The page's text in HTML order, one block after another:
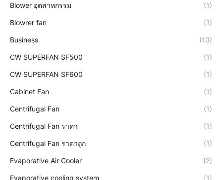
Blower อุตสาหกรรม (1)
Blowrer fan (1)
Business (10)
CW SUPERFAN SF500 (1)
CW SUPERFAN SF600 (1)
Cabinet Fan (1)
Centrifugal Fan (1)
Centrifugal Fan ราคา (1)
Centrifugal Fan ราคาถูก (1)
Evaporative Air Cooler (2)
Evaporative cooling system (1)